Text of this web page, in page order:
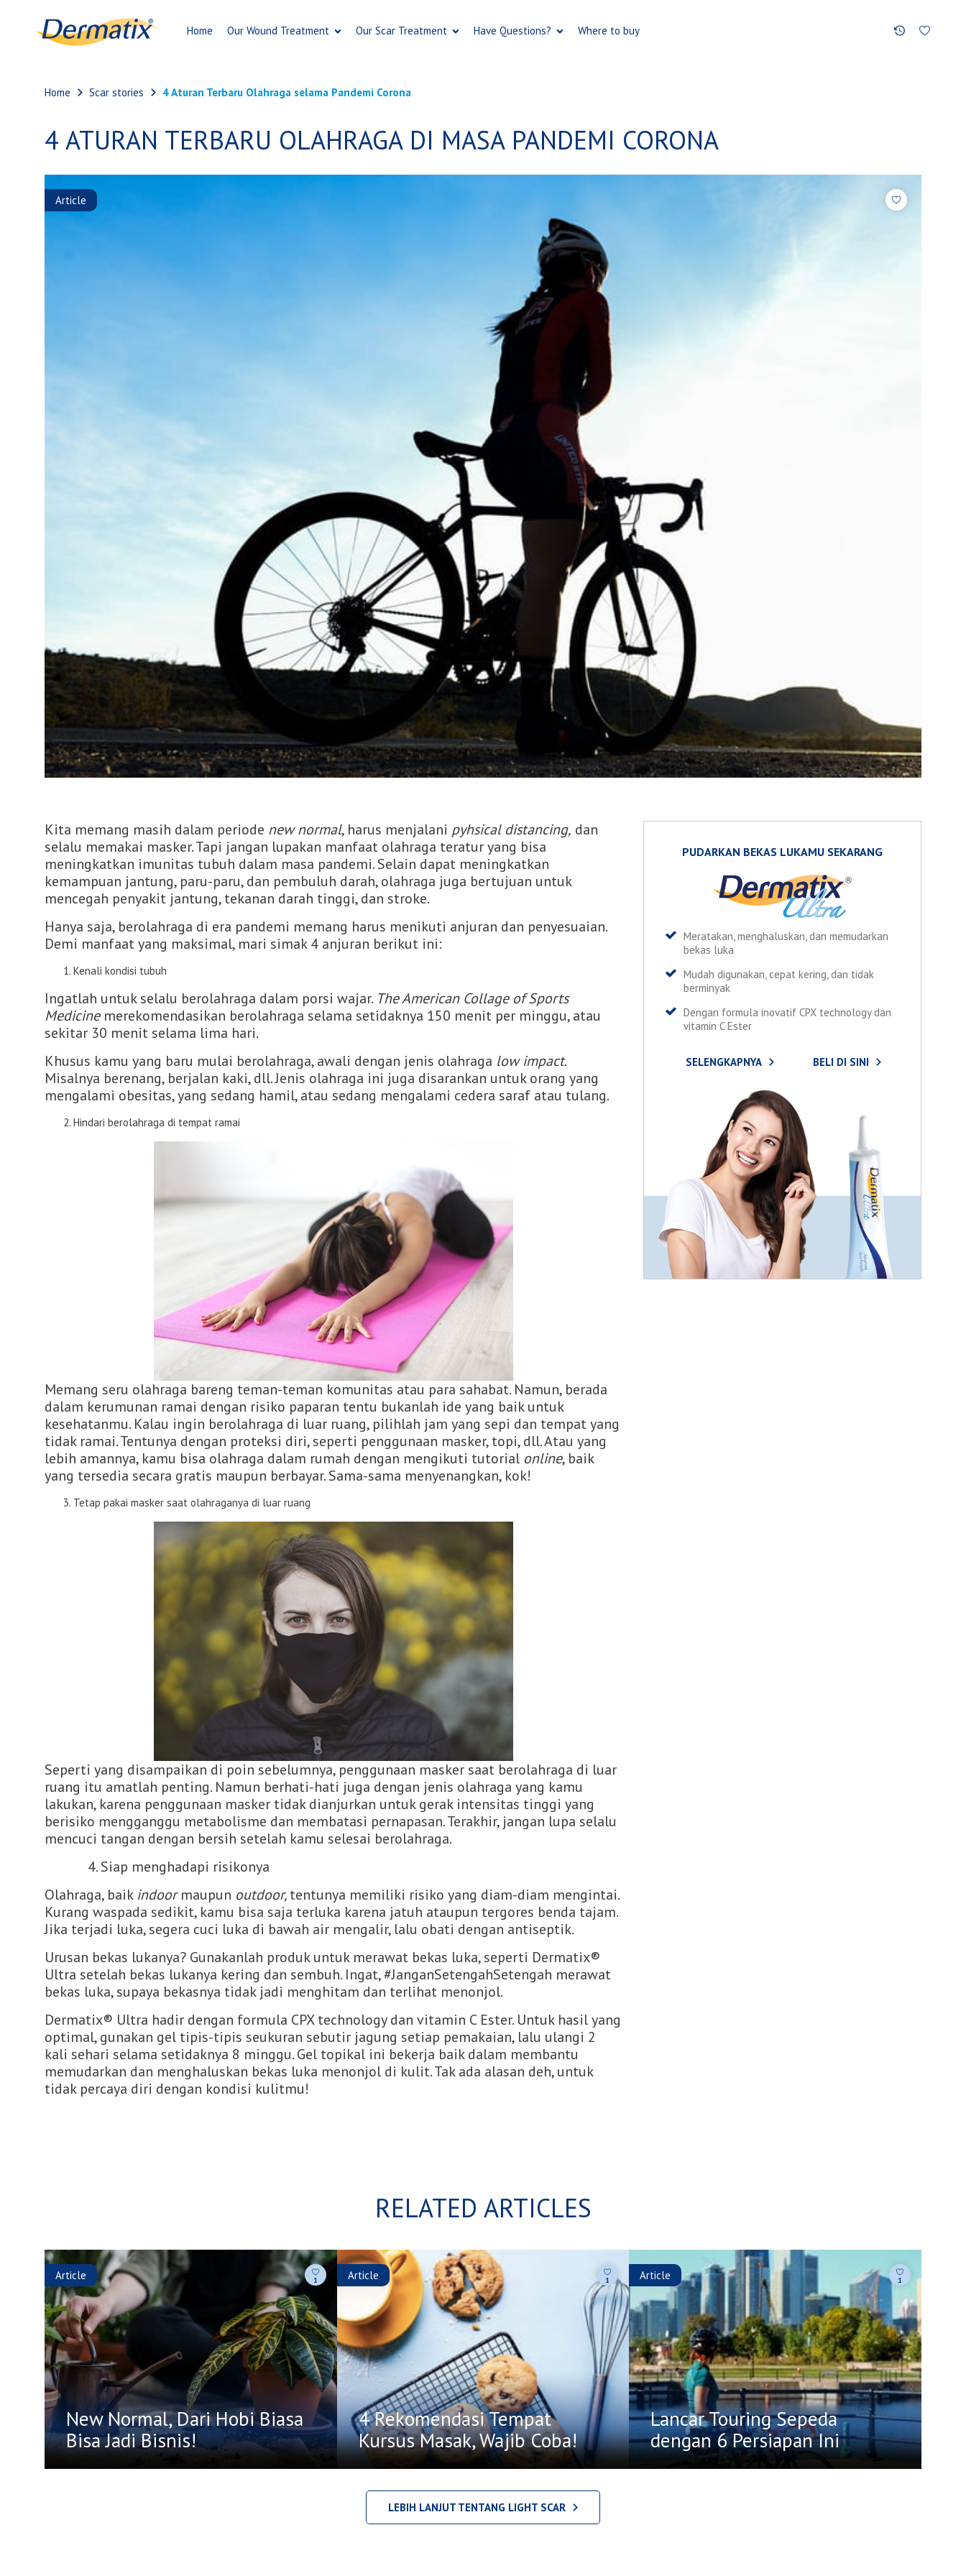
main
Home Our Wound Treatment Our Scar Treatment Have Questions? Where to buy
Home Scar stories 4 Aturan Terbaru Olahraga selama Pandemi Corona
4 ATURAN TERBARU OLAHRAGA DI MASA PANDEMI CORONA
Article
Kita memang masih dalam periode new normal, harus menjalani pyhsical distancing, dan
selalu memakai masker. Tapi jangan lupakan manfaat olahraga teratur yang bisa
meningkatkan imunitas tubuh dalam masa pandemi. Selain dapat meningkatkan
kemampuan jantung, paru-paru, dan pembuluh darah, olahraga juga bertujuan untuk
mencegah penyakit jantung, tekanan darah tinggi, dan stroke.
Hanya saja, berolahraga di era pandemi memang harus menikuti anjuran dan penyesuaian.
Demi manfaat yang maksimal, mari simak 4 anjuran berikut ini:
Kenali kondisi tubuh
Ingatlah untuk selalu berolahraga dalam porsi wajar. The American Collage of Sports
Medicinemerekomendasikan berolahraga selama setidaknya 150 menit per minggu, atau
sekitar 30 menit selama lima hari.
Khusus kamu yang baru mulai berolahraga, awali dengan jenis olahraga low impact.
Misalnya berenang, berjalan kaki, dll. Jenis olahraga ini juga disarankan untuk orang yang
mengalami obesitas, yang sedang hamil, atau sedang mengalami cedera saraf atau tulang.
Hindari berolahraga di tempat ramai
Memang seru olahraga bareng teman-teman komunitas atau para sahabat. Namun, berada
dalam kerumunan ramai dengan risiko paparan tentu bukanlah ide yang baik untuk
kesehatanmu. Kalau ingin berolahraga di luar ruang, pilihlah jam yang sepi dan tempat yang
tidak ramai. Tentunya dengan proteksi diri, seperti penggunaan masker, topi, dll. Atau yang
lebih amannya, kamu bisa olahraga dalam rumah dengan mengikuti tutorial online, baik
yang tersedia secara gratis maupun berbayar. Sama-sama menyenangkan, kok!
Tetap pakai masker saat olahraganya di luar ruang
Seperti yang disampaikan di poin sebelumnya, penggunaan masker saat berolahraga di luar
ruang itu amatlah penting. Namun berhati-hati juga dengan jenis olahraga yang kamu
lakukan, karena penggunaan masker tidak dianjurkan untuk gerak intensitas tinggi yang
berisiko mengganggu metabolisme dan membatasi pernapasan. Terakhir, jangan lupa selalu
mencuci tangan dengan bersih setelah kamu selesai berolahraga.
4. Siap menghadapi risikonya
Olahraga, baik indoormaupun outdoor,tentunya memiliki risiko yang diam-diam mengintai.
Kurang waspada sedikit, kamu bisa saja terluka karena jatuh ataupun tergores benda tajam.
Jika terjadi luka, segera cuci luka di bawah air mengalir, lalu obati dengan antiseptik.
Urusan bekas lukanya? Gunakanlah produk untuk merawat bekas luka, seperti Dermatix®
Ultra setelah bekas lukanya kering dan sembuh. Ingat, #JanganSetengahSetengah merawat
bekas luka, supaya bekasnya tidak jadi menghitam dan terlihat menonjol.
Dermatix® Ultra hadir dengan formula CPX technology dan vitamin C Ester. Untuk hasil yang
optimal, gunakan gel tipis-tipis seukuran sebutir jagung setiap pemakaian, lalu ulangi 2
kali sehari selama setidaknya 8 minggu. Gel topikal ini bekerja baik dalam membantu
memudarkan dan menghaluskan bekas luka menonjol di kulit. Tak ada alasan deh, untuk
tidak percaya diri dengan kondisi kulitmu!
PUDARKAN BEKAS LUKAMU SEKARANG
Meratakan, menghaluskan, dan memudarkan
bekas luka
Mudah digunakan, cepat kering, dan tidak
berminyak
Dengan formula inovatif CPX technology dan
vitamin C Ester
SELENGKAPNYA BELI DI SINI
RELATED ARTICLES
New Normal, Dari Hobi Biasa
Bisa Jadi Bisnis!
Article 1
4 Rekomendasi Tempat
Kursus Masak, Wajib Coba!
Article 1
Lancar Touring Sepeda
dengan 6 Persiapan Ini
Article 1
LEBIH LANJUT TENTANG LIGHT SCAR